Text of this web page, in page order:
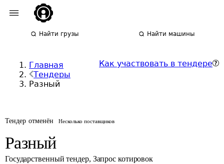
Найти грузы Найти машины
Главная
Тендеры
Разный
Как участвовать в тендере
Тендер отменён Несколько поставщиков
Разный
Государственный тендер, Запрос котировок